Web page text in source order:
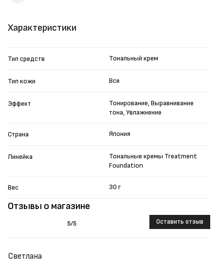
Отзывы о магазине
5/5 Оставить отзыв
Светлана
Характеристики
Тип средств Тональный крем
Тип кожи Все
Эффект
Тонирование, Выравнивание
тона, Увлажнение
Страна Япония
Линейка
Тональные кремы Treatment
Foundation
Вес 30 г